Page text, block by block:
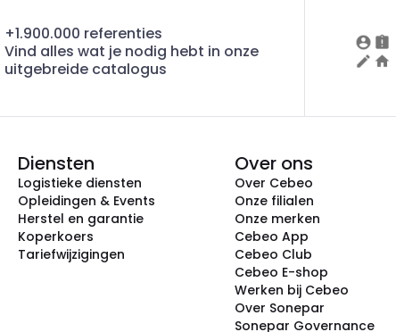
+1.900.000 referenties
Vind alles wat je nodig hebt in onze
uitgebreide catalogus
Diensten
Logistieke diensten
Opleidingen & Events
Herstel en garantie
Koperkoers
Tariefwijzigingen
Over ons
Over Cebeo
Onze filialen
Onze merken
Cebeo App
Cebeo Club
Cebeo E-shop
Werken bij Cebeo
Over Sonepar
Sonepar Governance